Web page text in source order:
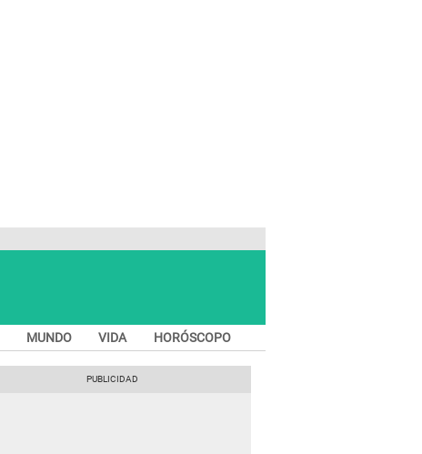
MUNDO VIDA HORÓSCOPO